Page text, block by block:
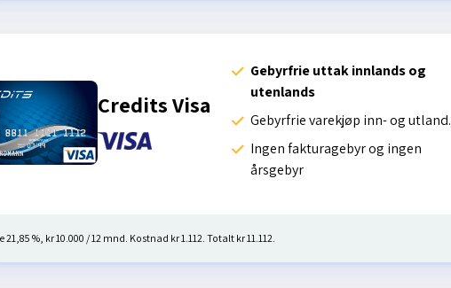
Credits Visa
Gebyrfrie uttak innlands og
utenlands
Gebyrfrie varekjøp inn- og utland.
Ingen fakturagebyr og ingen
årsgebyr
21,85 %, kr 10.000 / 12 mnd. Kostnad kr 1.112. Totalt kr 11.112.